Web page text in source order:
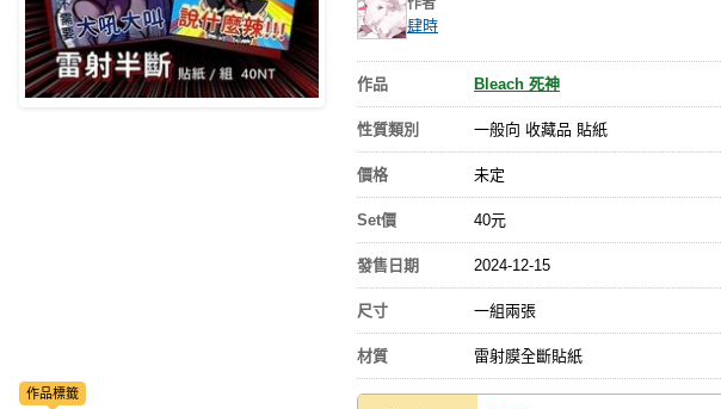
作品標籤
肆時
作品 Bleach 死神
性質類別 一般向 收藏品 貼紙
價格 未定
Set價 40元
發售日期 2024-12-15
尺寸 一組兩張
材質 雷射膜全斷貼紙